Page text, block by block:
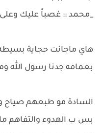
_محمد :: غصباً عليك
هاي ماجانت حجاية
بعمامه جدنا رسول الله
السادة مو طبعهم صياح
بس ب الهدوء والتفاهم